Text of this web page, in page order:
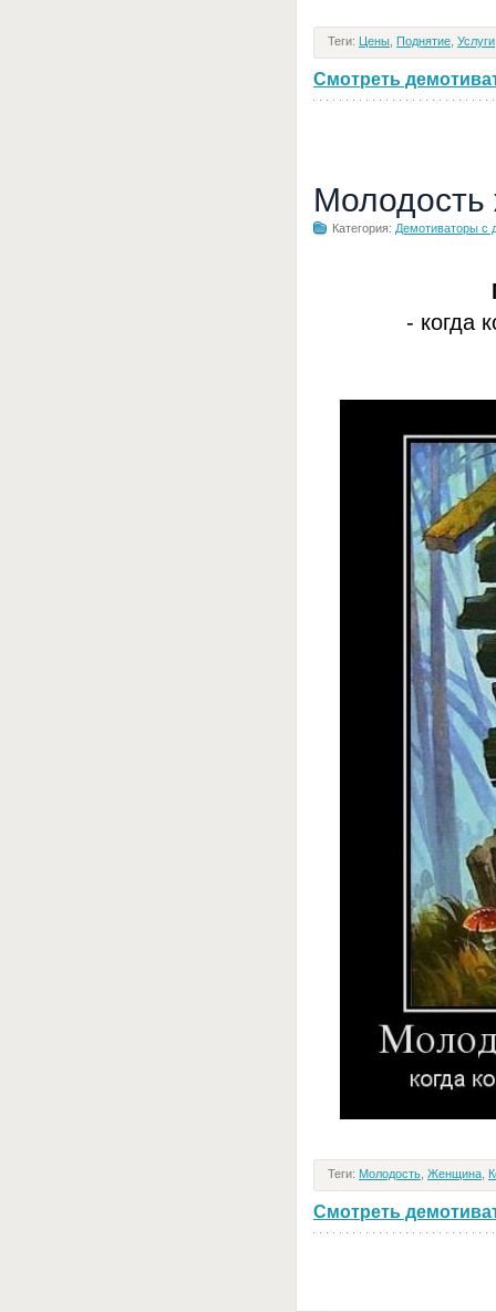
Теги: Цены Поднятие Услуги
Смотреть
Молодость
Категория: Демотиваторы с
- когда
Теги: Молодость Женщина
Смотреть